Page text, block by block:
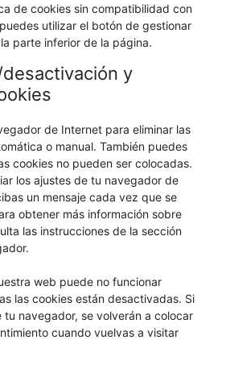
de cookies sin compatibilidad con
utilizar el botón de gestionar
parte inferior de la página.
y
de Internet para eliminar las
o manual. También puedes
cookies no pueden ser colocadas.
los ajustes de tu navegador de
un mensaje cada vez que se
obtener más información sobre
las instrucciones de la sección
web puede no funcionar
las cookies están desactivadas. Si
tu navegador, se volverán a colocar
cuando vuelvas a visitar